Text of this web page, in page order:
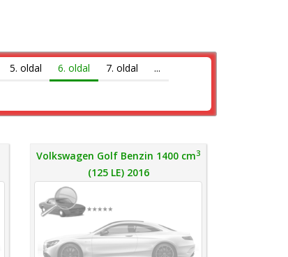
5. oldal 6. oldal 7. oldal
...
Volkswagen Golf Benzin 1400 cm3
(125 LE) 2016